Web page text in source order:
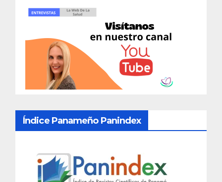
Índice Panameño Panindex